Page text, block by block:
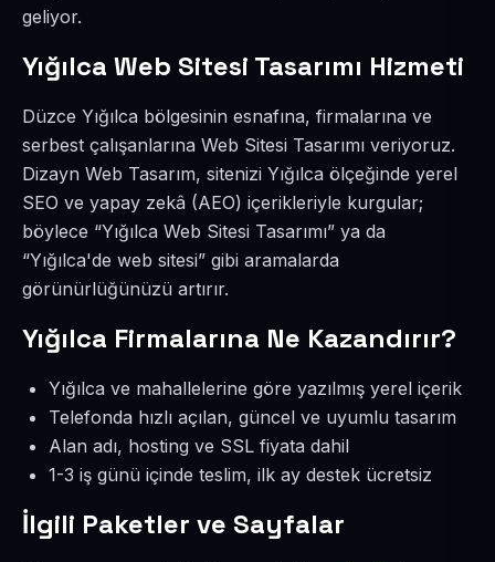
geliyor.
Yığılca Web Sitesi Tasarımı Hizmeti
Düzce Yığılca bölgesinin esnafına, firmalarına ve
serbest çalışanlarına Web Sitesi Tasarımı veriyoruz.
Dizayn Web Tasarım, sitenizi Yığılca ölçeğinde yerel
SEO ve yapay zekâ (AEO) içerikleriyle kurgular;
böylece “Yığılca Web Sitesi Tasarımı” ya da
“Yığılca'de web sitesi” gibi aramalarda
görünürlüğünüzü artırır.
Yığılca Firmalarına Ne Kazandırır?
Yığılca ve mahallelerine göre yazılmış yerel içerik
Telefonda hızlı açılan, güncel ve uyumlu tasarım
Alan adı, hosting ve SSL fiyata dahil
1-3 iş günü içinde teslim, ilk ay destek ücretsiz
İlgili Paketler ve Sayfalar